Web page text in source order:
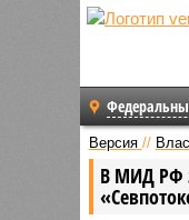
Версия //
В МИД РФ